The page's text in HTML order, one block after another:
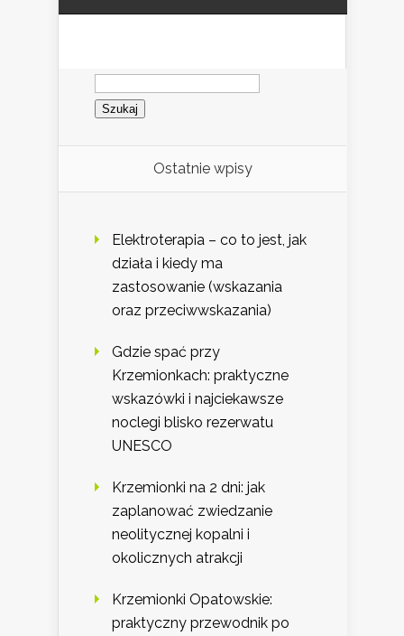
Szukaj:
Ostatnie wpisy
Elektroterapia – co to jest, jak
działa i kiedy ma
zastosowanie (wskazania
oraz przeciwwskazania)
Gdzie spać przy
Krzemionkach: praktyczne
wskazówki i najciekawsze
noclegi blisko rezerwatu
UNESCO
Krzemionki na 2 dni: jak
zaplanować zwiedzanie
neolitycznej kopalni i
okolicznych atrakcji
Krzemionki Opatowskie:
praktyczny przewodnik po